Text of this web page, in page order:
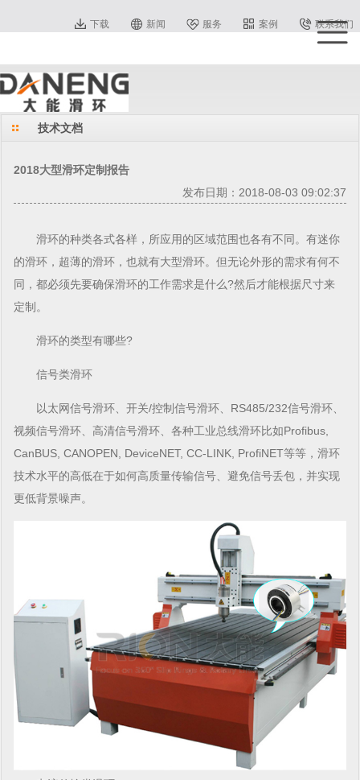
下载 新闻 服务 案例 联系我们
技术文档
2018大型滑环定制报告
发布日期：2018-08-03 09:02:37
滑环的种类各式各样，所应用的区域范围也各有不同。有迷你
的滑环 ，超薄的滑环 ，也就有大型滑环。但无论外形的需求有何不
同，都必须先要确保滑环的工作需求是什么?然后才能根据尺寸来
定制。
滑环的类型有哪些?
信号类滑环
以太网信号滑环 、开关/控制信号滑环 、RS485/232信号滑环
视频信号滑环 、高清信号滑环 、各种工业总线滑环比如Profibus,
CanBUS, CANOPEN, DeviceNET, CC-LINK, ProfiNET等等，滑环
技术水平的高低在于如何高质量传输信号、避免信号丢包，并实现
更低背景噪声。